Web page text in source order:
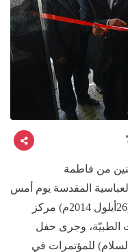
من فاطمة
العباسية المقدسة يوم أمس
الجمعة (1ذو الحجة 1435هـ) الموافق لـ(26أيلول 2014م) مركز
الطبيّة، وجرى حفل
للمؤتمرات في